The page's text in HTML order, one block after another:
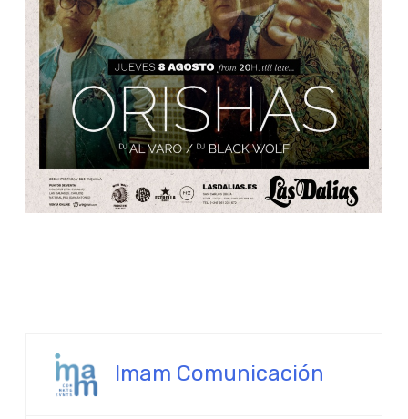
Imam Comunicación